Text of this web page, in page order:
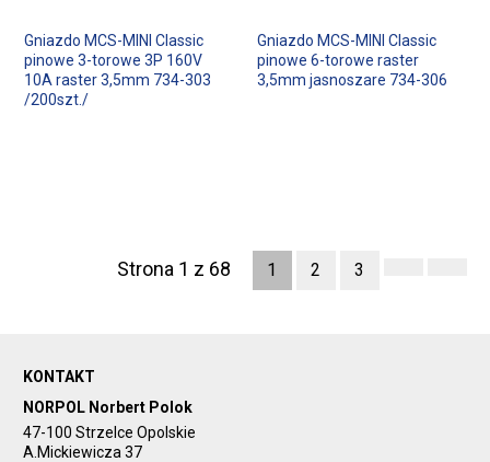
Gniazdo MCS-MINI Classic
pinowe 3-torowe 3P 160V
10A raster 3,5mm 734-303
/200szt./
Gniazdo MCS-MINI Classic
pinowe 6-torowe raster
3,5mm jasnoszare 734-306
Strona 1 z 68 1 2 3
KONTAKT
NORPOL Norbert Polok
47-100 Strzelce Opolskie
A.Mickiewicza 37